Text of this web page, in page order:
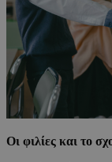
Οι φιλίες και το